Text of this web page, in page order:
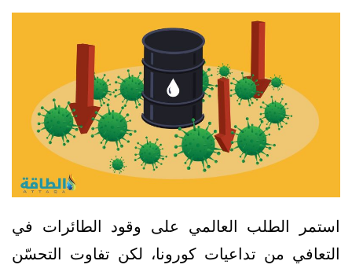
استمر الطلب العالمي على وقود الطائرات في
التعافي من تداعيات كورونا، لكن تفاوت التحسّن